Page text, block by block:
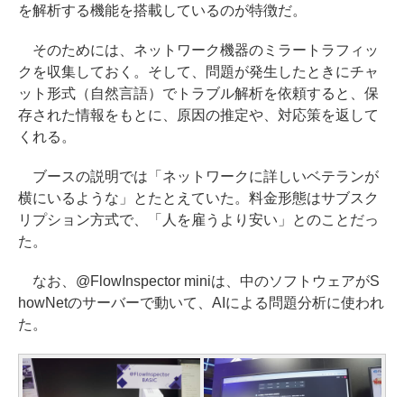
を解析する機能を搭載しているのが特徴だ。
そのためには、ネットワーク機器のミラートラフィッ
クを収集しておく。そして、問題が発生したときにチャ
ット形式（自然言語）でトラブル解析を依頼すると、保
存された情報をもとに、原因の推定や、対応策を返して
くれる。
ブースの説明では「ネットワークに詳しいベテランが
横にいるような」とたとえていた。料金形態はサブスク
リプション方式で、「人を雇うより安い」とのことだっ
た。
なお、@FlowInspector miniは、中のソフトウェアがS
howNetのサーバーで動いて、AIによる問題分析に使われ
た。